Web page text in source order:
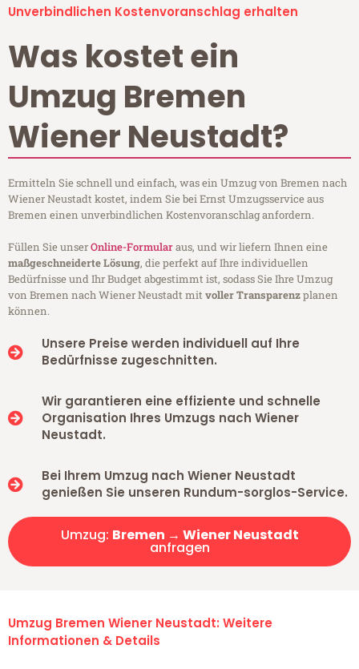
Unverbindlichen Kostenvoranschlag erhalten
Was kostet ein
Umzug Bremen
Wiener Neustadt?
Ermitteln Sie schnell und einfach, was ein Umzug von Bremen nach
Wiener Neustadt kostet, indem Sie bei Ernst Umzugsservice aus
Bremen einen unverbindlichen Kostenvoranschlag anfordern.
Füllen Sie unserOnline-Formularaus, und wir liefern Ihnen eine
maßgeschneiderte Lösung, die perfekt auf Ihre individuellen
Bedürfnisse und Ihr Budget abgestimmt ist, sodass Sie Ihre Umzug
von Bremen nach Wiener Neustadt mitvoller Transparenzplanen
können.
Unsere Preise werden individuell auf Ihre
Bedürfnisse zugeschnitten.
Wir garantieren eine effiziente und schnelle
Organisation Ihres Umzugs nach Wiener
Neustadt.
Bei Ihrem Umzug nach Wiener Neustadt
genießen Sie unseren Rundum-sorglos-Service.
Umzug: Bremen → Wiener Neustadt
anfragen
Umzug Bremen Wiener Neustadt: Weitere
Informationen & Details